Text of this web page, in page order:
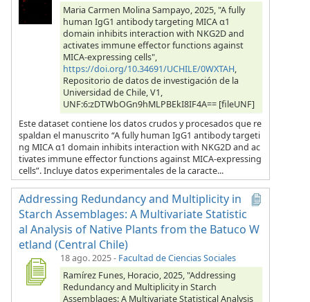
Maria Carmen Molina Sampayo, 2025, "A fully
human IgG1 antibody targeting MICA α1
domain inhibits interaction with NKG2D and
activates immune effector functions against
MICA-expressing cells",
https://doi.org/10.34691/UCHILE/0WXTAH,
Repositorio de datos de investigación de la
Universidad de Chile, V1,
UNF:6:zDTWbOGn9hMLPBEkI8IF4A== [fileUNF]
Este dataset contiene los datos crudos y procesados que re
spaldan el manuscrito “A fully human IgG1 antibody targeti
ng MICA α1 domain inhibits interaction with NKG2D and ac
tivates immune effector functions against MICA-expressing
cells”. Incluye datos experimentales de la caracte...
Addressing Redundancy and Multiplicity in
Starch Assemblages: A Multivariate Statistic
al Analysis of Native Plants from the Batuco W
etland (Central Chile)
18 ago. 2025- Facultad de Ciencias Sociales
Ramírez Funes, Horacio, 2025, "Addressing
Redundancy and Multiplicity in Starch
Assemblages: A Multivariate Statistical Analysis